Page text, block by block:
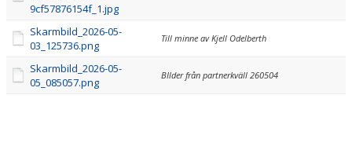
MEDLEMSDAGAR PÅ HOCKEYGEAR
LÄNKAR
9cf57876154f_1.jpg
Skarmbild_2026-05-
03_125736.png
Till minne av Kjell Odelberth
Skarmbild_2026-05-
05_085057.png
BIlder från partnerkväll 260504